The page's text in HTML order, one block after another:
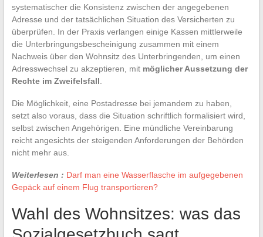
systematischer die Konsistenz zwischen der angegebenen
Adresse und der tatsächlichen Situation des Versicherten zu
überprüfen. In der Praxis verlangen einige Kassen mittlerweile
die Unterbringungsbescheinigung zusammen mit einem
Nachweis über den Wohnsitz des Unterbringenden, um einen
Adresswechsel zu akzeptieren, mit möglicher Aussetzung der
Rechte im Zweifelsfall
Die Möglichkeit, eine Postadresse bei jemandem zu haben,
setzt also voraus, dass die Situation schriftlich formalisiert wird,
selbst zwischen Angehörigen. Eine mündliche Vereinbarung
reicht angesichts der steigenden Anforderungen der Behörden
nicht mehr aus.
Weiterlesen : Darf man eine Wasserflasche im aufgegebenen
Gepäck auf einem Flug transportieren?
Wahl des Wohnsitzes: was das